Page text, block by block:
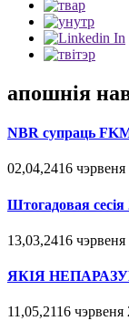
апошнія
NBR супраць
02,04,2416 чэрвеня
Штогадовая сесія
13,03,2416 чэрвеня
ЯКІЯ
11,05,2116 чэрвеня